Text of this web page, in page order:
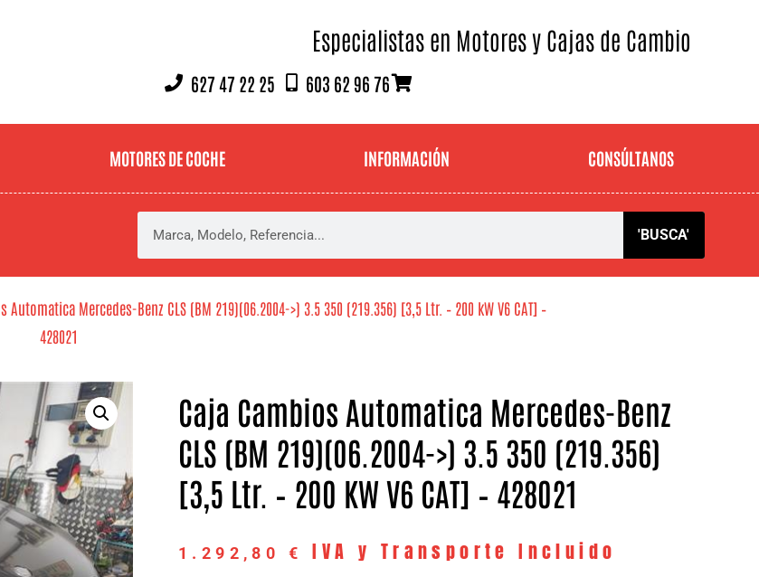
Especialistas en Motores y Cajas de Cambio
627 47 22 25 603 62 96 76
MOTORES DE COCHE INFORMACIÓN CONSÚLTANOS
'BUSCA'
Automatica Mercedes-Benz CLS (BM 219)(06.2004->) 3.5 350 (219.356) [3,5 Ltr. – 200 kW V6 CAT] –
428021
Caja Cambios Automatica Mercedes-Benz
CLS (BM 219)(06.2004->) 3.5 350 (219.356)
[3,5 Ltr. – 200 KW V6 CAT] – 428021
1.292,80 € IVA y Transporte Incluido